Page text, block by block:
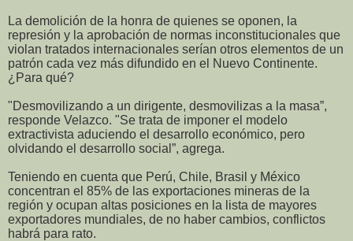
La demolición de la honra de quienes se oponen, la
represión y la aprobación de normas inconstitucionales que
violan tratados internacionales serían otros elementos de un
patrón cada vez más difundido en el Nuevo Continente.
¿Para qué?
"Desmovilizando a un dirigente, desmovilizas a la masa”,
responde Velazco. "Se trata de imponer el modelo
extractivista aduciendo el desarrollo económico, pero
olvidando el desarrollo social”, agrega.
Teniendo en cuenta que Perú, Chile, Brasil y México
concentran el 85% de las exportaciones mineras de la
región y ocupan altas posiciones en la lista de mayores
exportadores mundiales, de no haber cambios, conflictos
habrá para rato.